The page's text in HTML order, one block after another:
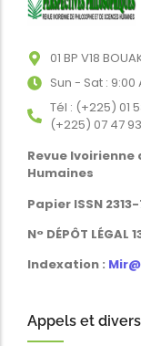
01 BP V18
Sun - Sat : 9:00
Tél : (+225) 01
(+225) 07 47
Revue
Humaines
Papier ISSN
N° DÉPÔT
Indexation :
Appels et divers